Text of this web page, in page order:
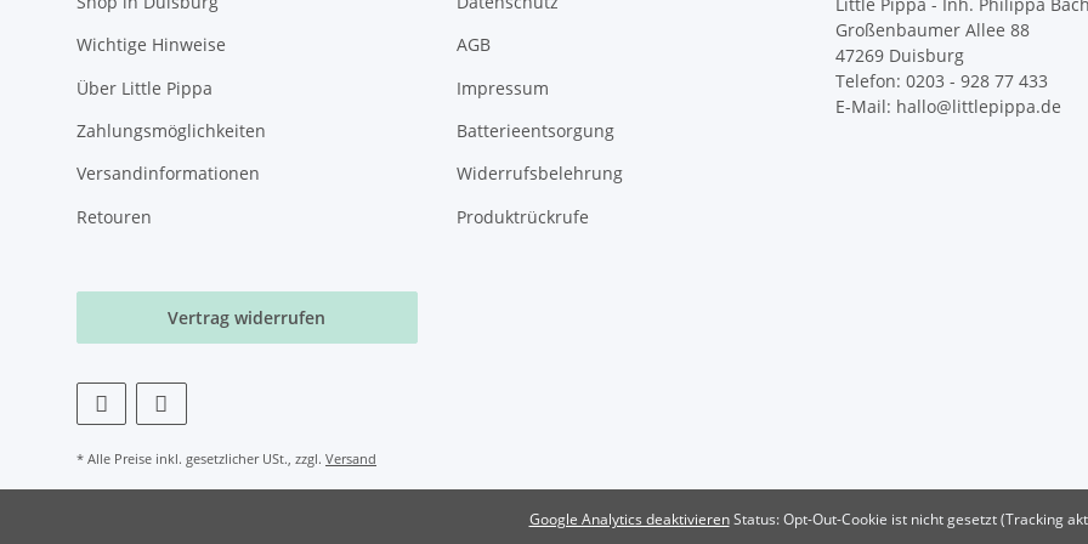
Wichtige Hinweise
Über Little Pippa
Zahlungsmöglichkeiten
Versandinformationen
Retouren
AGB
Impressum
Batterieentsorgung
Widerrufsbelehrung
Produktrückrufe
Großenbaumer Allee 88
47269 Duisburg
Telefon: 0203 - 928 77 433
E-Mail: hallo@littlepippa.de
Vertrag widerrufen
* Alle Preise inkl. gesetzlicher USt., zzgl. Versand
Google Analytics deaktivieren Status: Opt-Out-Cookie ist nicht gesetzt (Tracking